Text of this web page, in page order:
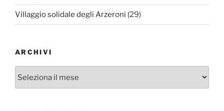
Villaggio solidale degli Arzeroni (29)
ARCHIVI
Archivi